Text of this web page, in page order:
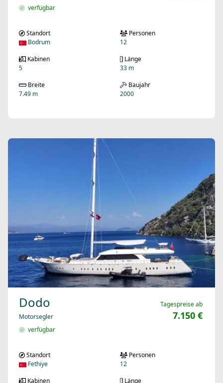
verfügbar
Standort
Bodrum
Personen
12
Kabinen
5
Länge
33 m
Breite
7.49 m
Baujahr
2000
Dodo
Motorsegler
verfügbar
Tagespreise ab
7.150 €
Standort
Fethiye
Personen
12
Kabinen
Länge